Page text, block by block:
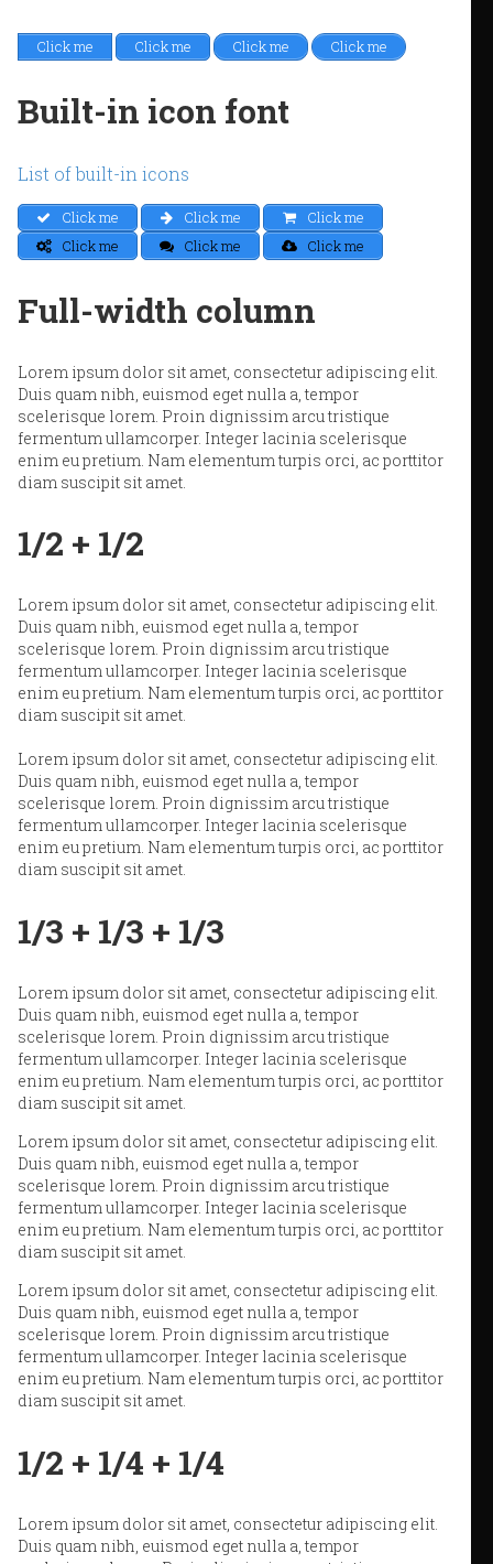
Click me Click me Click me Click me
Built-in icon font
List of built-in icons
Click me Click me
Click me
Click me
Click me Click me
Full-width column
Lorem ipsum dolor sit amet, consectetur adipiscing elit.
Duis quam nibh, euismod eget nulla a, tempor
scelerisque lorem. Proin dignissim arcu tristique
fermentum ullamcorper. Integer lacinia scelerisque
enim eu pretium. Nam elementum turpis orci, ac porttitor
diam suscipit sit amet.
1/2 + 1/2
Lorem ipsum dolor sit amet, consectetur adipiscing elit.
Duis quam nibh, euismod eget nulla a, tempor
scelerisque lorem. Proin dignissim arcu tristique
fermentum ullamcorper. Integer lacinia scelerisque
enim eu pretium. Nam elementum turpis orci, ac porttitor
diam suscipit sit amet.
Lorem ipsum dolor sit amet, consectetur adipiscing elit.
Duis quam nibh, euismod eget nulla a, tempor
scelerisque lorem. Proin dignissim arcu tristique
fermentum ullamcorper. Integer lacinia scelerisque
enim eu pretium. Nam elementum turpis orci, ac porttitor
diam suscipit sit amet.
1/3 + 1/3 + 1/3
Lorem ipsum dolor sit amet, consectetur adipiscing elit.
Duis quam nibh, euismod eget nulla a, tempor
scelerisque lorem. Proin dignissim arcu tristique
fermentum ullamcorper. Integer lacinia scelerisque
enim eu pretium. Nam elementum turpis orci, ac porttitor
diam suscipit sit amet.
Lorem ipsum dolor sit amet, consectetur adipiscing elit.
Duis quam nibh, euismod eget nulla a, tempor
scelerisque lorem. Proin dignissim arcu tristique
fermentum ullamcorper. Integer lacinia scelerisque
enim eu pretium. Nam elementum turpis orci, ac porttitor
diam suscipit sit amet.
Lorem ipsum dolor sit amet, consectetur adipiscing elit.
Duis quam nibh, euismod eget nulla a, tempor
scelerisque lorem. Proin dignissim arcu tristique
fermentum ullamcorper. Integer lacinia scelerisque
enim eu pretium. Nam elementum turpis orci, ac porttitor
diam suscipit sit amet.
1/2 + 1/4 + 1/4
Lorem ipsum dolor sit amet, consectetur adipiscing elit.
Duis quam nibh, euismod eget nulla a, tempor